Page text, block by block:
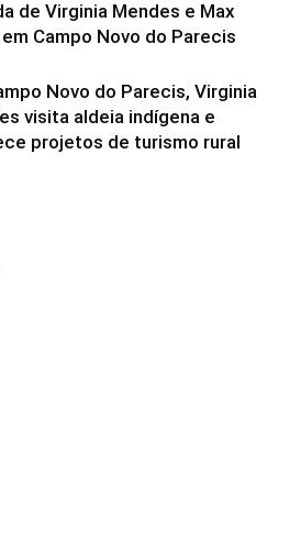
de Virginia Mendes e Max
Campo Novo do Parecis
Novo do Parecis, Virginia
visita aldeia indígena e
projetos de turismo rural